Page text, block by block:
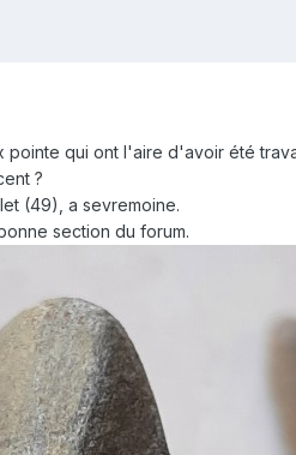
pointe qui ont l'aire d'avoir été
?
(49), a sevremoine.
section du forum.